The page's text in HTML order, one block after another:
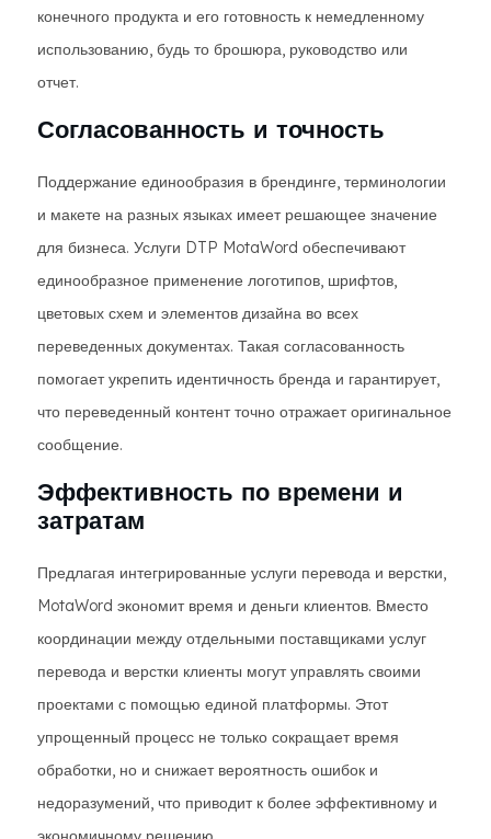
конечного продукта и его готовность к немедленному
использованию, будь то брошюра, руководство или
отчет.
Согласованность и точность
Поддержание единообразия в брендинге, терминологии
и макете на разных языках имеет решающее значение
для бизнеса. Услуги DTP MotaWord обеспечивают
единообразное применение логотипов, шрифтов,
цветовых схем и элементов дизайна во всех
переведенных документах. Такая согласованность
помогает укрепить идентичность бренда и гарантирует,
что переведенный контент точно отражает оригинальное
сообщение.
Эффективность по времени и
затратам
Предлагая интегрированные услуги перевода и верстки,
MotaWord экономит время и деньги клиентов. Вместо
координации между отдельными поставщиками услуг
перевода и верстки клиенты могут управлять своими
проектами с помощью единой платформы. Этот
упрощенный процесс не только сокращает время
обработки, но и снижает вероятность ошибок и
недоразумений, что приводит к более эффективному и